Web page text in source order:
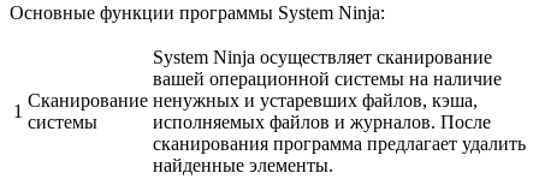
Основные функции программы System Ninja:
1
Сканирование
системы
System Ninja осуществляет сканирование
вашей операционной системы на наличие
ненужных и устаревших файлов, кэша,
исполняемых файлов и журналов. После
сканирования программа предлагает удалить
найденные элементы.